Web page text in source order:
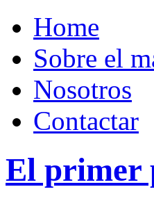
Home
Sobre el
Nosotros
Contactar
El primer